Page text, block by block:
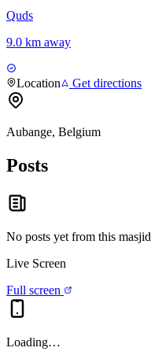
Quds
9.0 km away
Location Get directions
Aubange, Belgium
Posts
No posts yet from this masjid
Live Screen
Full screen
Loading…